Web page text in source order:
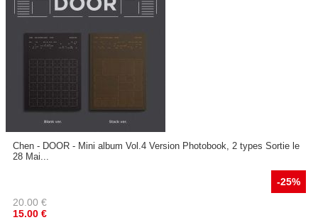
Chen - DOOR - Mini album Vol.4 Version Photobook, 2 types Sortie le
28 Mai...
-25%
20.00 €
15.00 €